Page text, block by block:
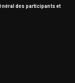
des participants et